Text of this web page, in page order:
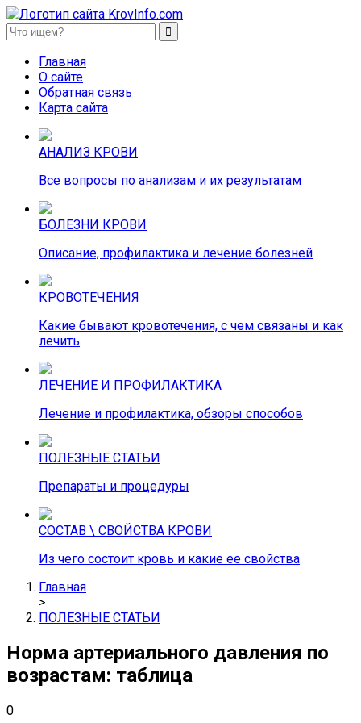
KrovInfo.com
Медицинский сайт о кровеносной системе.
Главная
О сайте
Обратная связь
Карта сайта
АНАЛИЗ КРОВИ
Все вопросы по анализам и их результатам
БОЛЕЗНИ КРОВИ
Описание, профилактика и лечение болезней
КРОВОТЕЧЕНИЯ
Какие бывают кровотечения, с чем связаны и как
лечить
ЛЕЧЕНИЕ И ПРОФИЛАКТИКА
Лечение и профилактика, обзоры способов
ПОЛЕЗНЫЕ СТАТЬИ
Препараты и процедуры
СОСТАВ \ СВОЙСТВА КРОВИ
Из чего состоит кровь и какие ее свойства
Главная
>
ПОЛЕЗНЫЕ СТАТЬИ
Норма артериального давления по
возрастам: таблица
0